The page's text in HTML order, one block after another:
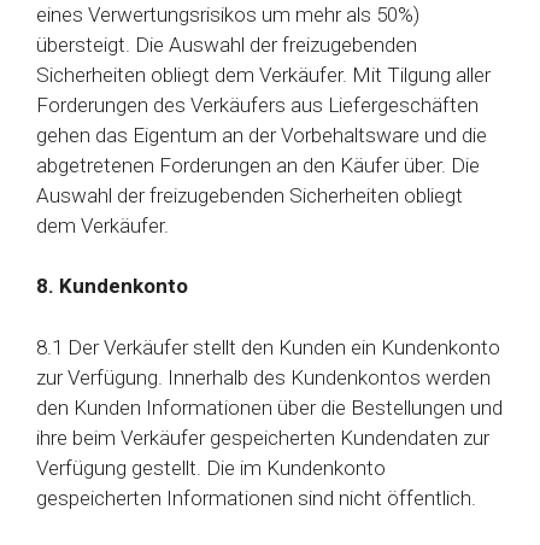
eines Verwertungsrisikos um mehr als 50%)
übersteigt. Die Auswahl der freizugebenden
Sicherheiten obliegt dem Verkäufer. Mit Tilgung aller
Forderungen des Verkäufers aus Liefergeschäften
gehen das Eigentum an der Vorbehaltsware und die
abgetretenen Forderungen an den Käufer über. Die
Auswahl der freizugebenden Sicherheiten obliegt
dem Verkäufer.
8. Kundenkonto
8.1 Der Verkäufer stellt den Kunden ein Kundenkonto
zur Verfügung. Innerhalb des Kundenkontos werden
den Kunden Informationen über die Bestellungen und
ihre beim Verkäufer gespeicherten Kundendaten zur
Verfügung gestellt. Die im Kundenkonto
gespeicherten Informationen sind nicht öffentlich.